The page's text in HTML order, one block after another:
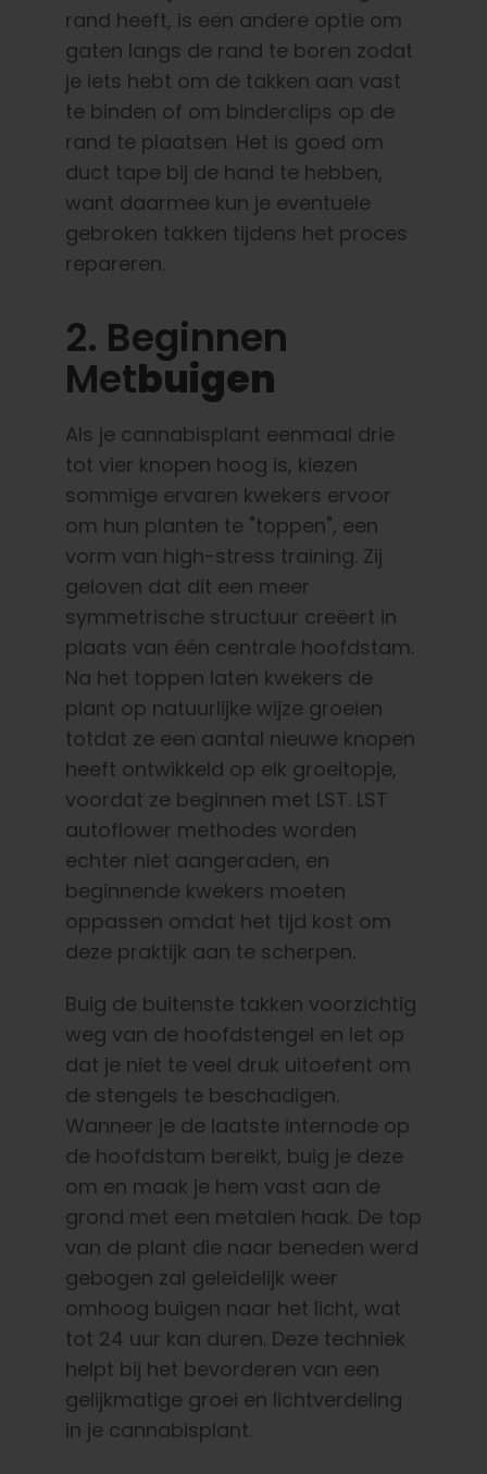
rand heeft, is een andere optie om
gaten langs de rand te boren zodat
je iets hebt om de takken aan vast
te binden of om binderclips op de
rand te plaatsen. Het is goed om
duct tape bij de hand te hebben,
want daarmee kun je eventuele
gebroken takken tijdens het proces
repareren.
2. Beginnen
MetBuigen
Als je cannabisplant eenmaal drie
tot vier knopen hoog is, kiezen
sommige ervaren kwekers ervoor
om hun planten te "toppen", een
vorm van high-stress training. Zij
geloven dat dit een meer
symmetrische structuur creëert in
plaats van één centrale hoofdstam.
Na het toppen laten kwekers de
plant op natuurlijke wijze groeien
totdat ze een aantal nieuwe knopen
heeft ontwikkeld op elk groeitopje,
voordat ze beginnen met LST. LST
autoflower methodes worden
echter niet aangeraden, en
beginnende kwekers moeten
oppassen omdat het tijd kost om
deze praktijk aan te scherpen.
Buig de buitenste takken voorzichtig
weg van de hoofdstengel en let op
dat je niet te veel druk uitoefent om
de stengels te beschadigen.
Wanneer je de laatste internode op
de hoofdstam bereikt, buig je deze
om en maak je hem vast aan de
grond met een metalen haak. De top
van de plant die naar beneden werd
gebogen zal geleidelijk weer
omhoog buigen naar het licht, wat
tot 24 uur kan duren. Deze techniek
helpt bij het bevorderen van een
gelijkmatige groei en lichtverdeling
in je cannabisplant.